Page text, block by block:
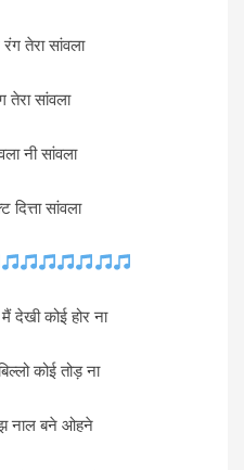
तेरा सांवला
तेरा सांवला
नी सांवला
दित्ता सांवला
देखी कोई होर ना
कोई तोड़ ना
नाल बने ओहने